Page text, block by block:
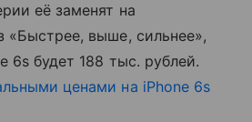
её заменят на
«Быстрее, выше, сильнее»,
6s будет 188 тыс. рублей.
ценами на iPhone 6s